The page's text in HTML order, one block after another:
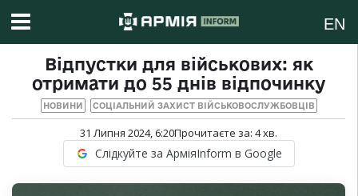
EN
Відпустки для військових: як
отримати до 55 днів відпочинку
НОВИНИ СОЦІАЛЬНИЙ ЗАХИСТ ВІЙСЬКОВОСЛУЖБОВЦІВ
31 Липня 2024, 6:20Прочитаєте за: 4хв.
Слідкуйте за АрміяInform в Google